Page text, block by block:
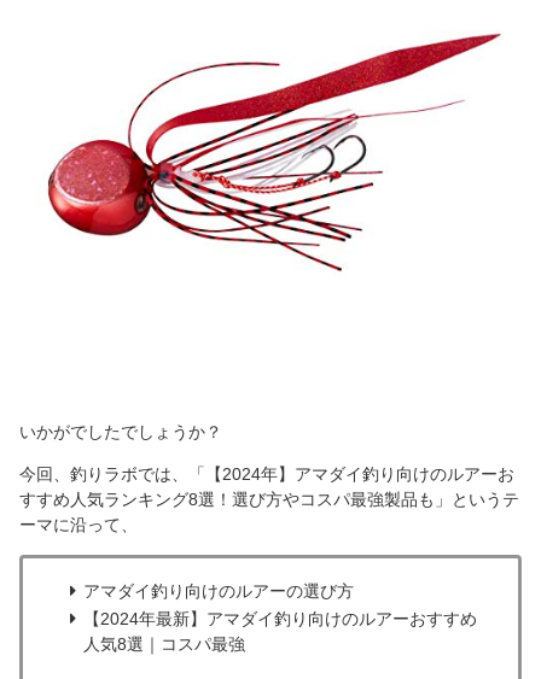
いかがでしたでしょうか？
今回、釣りラボでは、「【2024年】アマダイ釣り向けのルアーお
すすめ人気ランキング8選！選び方やコスパ最強製品も」というテ
ーマに沿って、
アマダイ釣り向けのルアーの選び方
【2024年最新】アマダイ釣り向けのルアーおすすめ
人気8選｜コスパ最強